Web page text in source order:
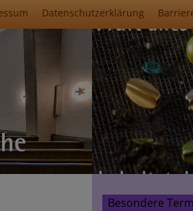
Datenschutzerklärung
Besondere